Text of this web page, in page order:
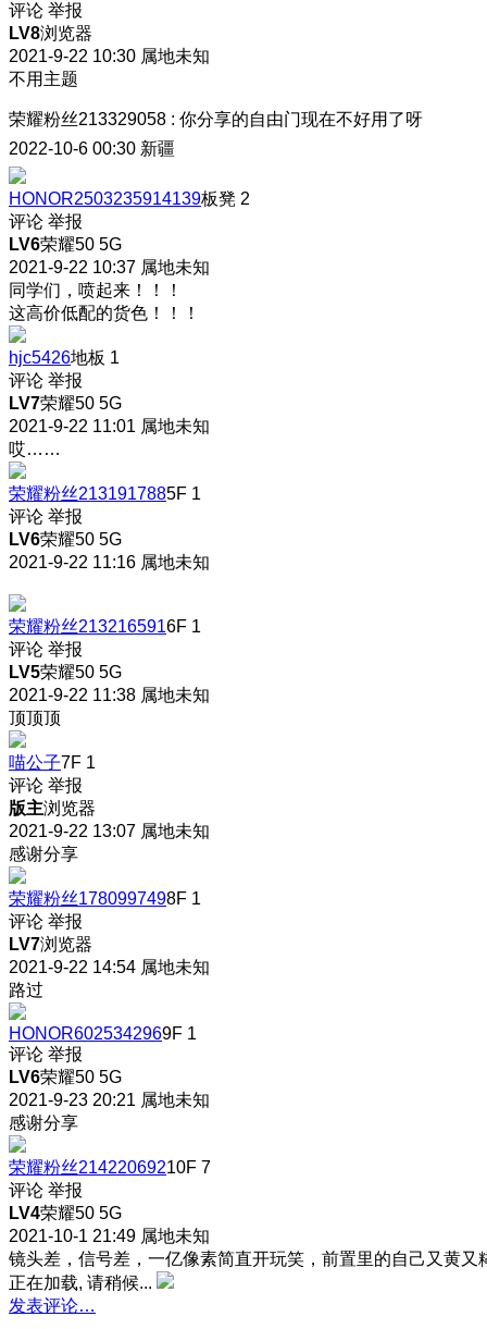
评论 举报
LV8浏览器
2021-9-22 10:30 属地未知
不用主题
荣耀粉丝213329058 : 你分享的自由门现在不好用了呀
2022-10-6 00:30 新疆
HONOR2503235914139板凳 2
评论 举报
LV6荣耀50 5G
2021-9-22 10:37 属地未知
同学们，喷起来！！！
这高价低配的货色！！！
hjc5426地板 1
评论 举报
LV7荣耀50 5G
2021-9-22 11:01 属地未知
哎……
荣耀粉丝2131917885F 1
评论 举报
LV6荣耀50 5G
2021-9-22 11:16 属地未知
荣耀粉丝2132165916F 1
评论 举报
LV5荣耀50 5G
2021-9-22 11:38 属地未知
顶顶顶
喵公子7F 1
评论 举报
版主浏览器
2021-9-22 13:07 属地未知
感谢分享
荣耀粉丝1780997498F 1
评论 举报
LV7浏览器
2021-9-22 14:54 属地未知
路过
HONOR6025342969F 1
评论 举报
LV6荣耀50 5G
2021-9-23 20:21 属地未知
感谢分享
荣耀粉丝21422069210F 7
评论 举报
LV4荣耀50 5G
2021-10-1 21:49 属地未知
镜头差，信号差，一亿像素简直开玩笑，前置里的自己又黄又
正在加载, 请稍候...
发表评论…